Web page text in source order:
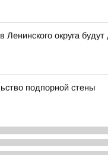
округа будут
подпорной стены